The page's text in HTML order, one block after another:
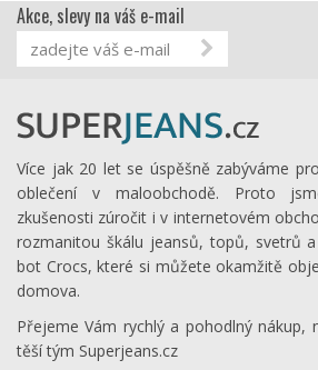
Akce, slevy na váš e-mail
Více jak 20 let se úspěšně zabýváme
oblečení v maloobchodě. Proto
zkušenosti zúročit i v internetovém
rozmanitou škálu jeansů, topů, svetrů
bot Crocs, které si můžete okamžitě
domova.
Přejeme Vám rychlý a pohodlný nákup,
těší tým Superjeans.cz